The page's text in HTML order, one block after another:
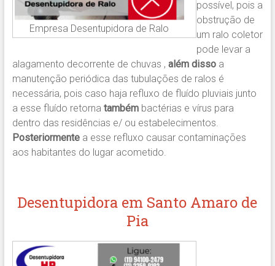
Empresa Desentupidora de Ralo
possível, pois a
obstrução de
um ralo coletor
pode levar a
alagamento decorrente de chuvas , além dissoa
manutenção periódica das tubulações de ralos é
necessária, pois caso haja refluxo de fluído pluviais junto
a esse fluído retorna tambémbactérias e vírus para
dentro das residências e/ ou estabelecimentos.
Posteriormentea esse refluxo causar contaminações
aos habitantes do lugar acometido.
Desentupidora em Santo Amaro de
Pia